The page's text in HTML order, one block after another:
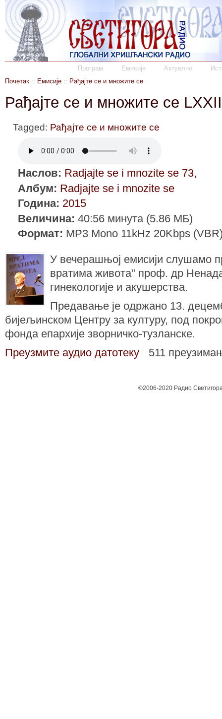
Програм Емисије Актуелно
Почетак :: Емисије :: Рађајте се и множите се
Рађајте се и множите се
Tagged: Рађајте се и множите се
Наслов: Radjajte se i mnozite se 73,
Албум: Radjajte se i mnozite se
Година: 2015
Величина: 40:56 минута (5.86 МБ)
Формат: MP3 Mono 11kHz 20Kbps
У вечерашњој емисији слушамо
вратима живота" проф. др
гинекологије и акушерства.
Предавање је одржано 13.
бијељинском Центру за културу, под
фонда епархије зворничко-тузланске.
Преузмите аудио датотеку
511
©2006-2020 Радио